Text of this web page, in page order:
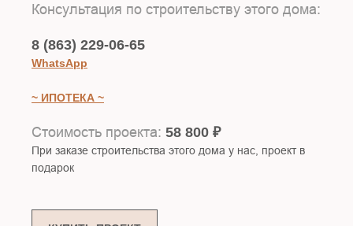
Консультация по строительству этого дома:
8 (863) 229-06-65
WhatsApp
~ ИПОТЕКА ~
Стоимость проекта: 58 800 ₽
При заказе строительства этого дома у нас, проект в
подарок